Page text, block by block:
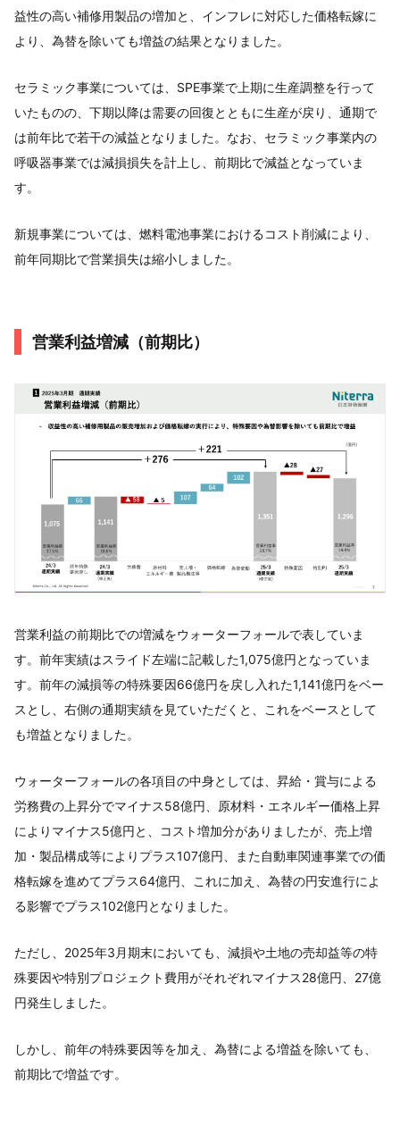
益性の高い補修用製品の増加と、インフレに対応した価格転嫁に
より、為替を除いても増益の結果となりました。
セラミック事業については、SPE事業で上期に生産調整を行って
いたものの、下期以降は需要の回復とともに生産が戻り、通期で
は前年比で若干の減益となりました。なお、セラミック事業内の
呼吸器事業では減損損失を計上し、前期比で減益となっていま
す。
新規事業については、燃料電池事業におけるコスト削減により、
前年同期比で営業損失は縮小しました。
営業利益増減（前期比）
営業利益の前期比での増減をウォーターフォールで表していま
す。前年実績はスライド左端に記載した1,075億円となっていま
す。前年の減損等の特殊要因66億円を戻し入れた1,141億円をベー
スとし、右側の通期実績を見ていただくと、これをベースとして
も増益となりました。
ウォーターフォールの各項目の中身としては、昇給・賞与による
労務費の上昇分でマイナス58億円、原材料・エネルギー価格上昇
によりマイナス5億円と、コスト増加分がありましたが、売上増
加・製品構成等によりプラス107億円、また自動車関連事業での価
格転嫁を進めてプラス64億円、これに加え、為替の円安進行によ
る影響でプラス102億円となりました。
ただし、2025年3月期末においても、減損や土地の売却益等の特
殊要因や特別プロジェクト費用がそれぞれマイナス28億円、27億
円発生しました。
しかし、前年の特殊要因等を加え、為替による増益を除いても、
前期比で増益です。